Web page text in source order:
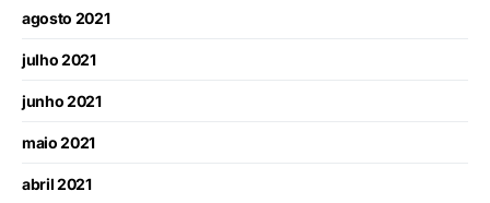
agosto 2021
julho 2021
junho 2021
maio 2021
abril 2021